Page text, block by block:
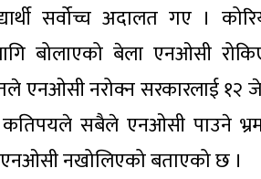
सर्वोच्च अदालत गए ।
बोलाएको बेला एनओसी
नरोक्न सरकारलाई १२
कतिपयले सबैले एनओसी पाउने
नखोलिएको बताएको छ ।